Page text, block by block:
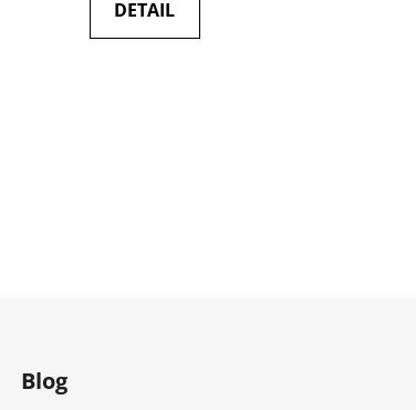
DETAIL
Blog